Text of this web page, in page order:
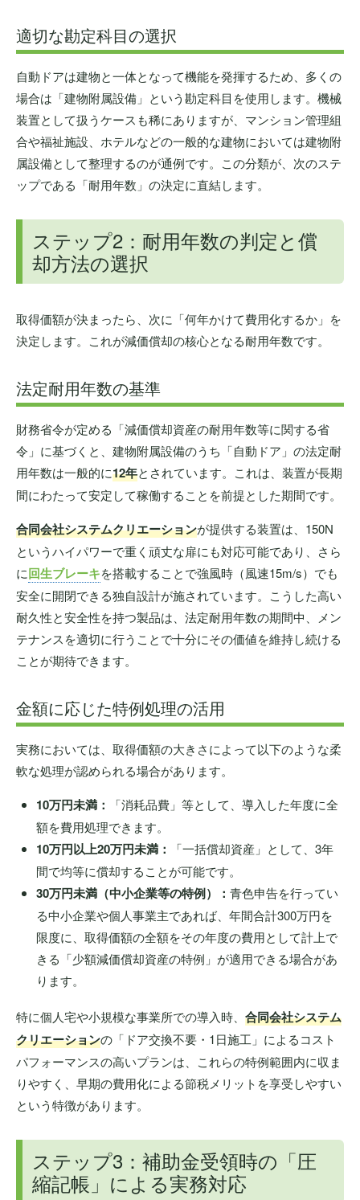
適切な勘定科目の選択
自動ドアは建物と一体となって機能を発揮するため、多くの
場合は「建物附属設備」という勘定科目を使用します。機械
装置として扱うケースも稀にありますが、マンション管理組
合や福祉施設、ホテルなどの一般的な建物においては建物附
属設備として整理するのが通例です。この分類が、次のステ
ップである「耐用年数」の決定に直結します。
ステップ2：耐用年数の判定と償
却方法の選択
取得価額が決まったら、次に「何年かけて費用化するか」を
決定します。これが減価償却の核心となる耐用年数です。
法定耐用年数の基準
財務省令が定める「減価償却資産の耐用年数等に関する省
令」に基づくと、建物附属設備のうち「自動ドア」の法定耐
用年数は一般的に12年とされています。これは、装置が長期
間にわたって安定して稼働することを前提とした期間です。
合同会社システムクリエーションが提供する装置は、150N
というハイパワーで重く頑丈な扉にも対応可能であり、さら
に回生ブレーキを搭載することで強風時（風速15m/s）でも
安全に開閉できる独自設計が施されています。こうした高い
耐久性と安全性を持つ製品は、法定耐用年数の期間中、メン
テナンスを適切に行うことで十分にその価値を維持し続ける
ことが期待できます。
金額に応じた特例処理の活用
実務においては、取得価額の大きさによって以下のような柔
軟な処理が認められる場合があります。
10万円未満：
「消耗品費」等として、導入した年度に全
額を費用処理できます。
10万円以上20万円未満：
「一括償却資産」として、3年
間で均等に償却することが可能です。
30万円未満（中小企業等の特例）： 青色申告を行ってい
る中小企業や個人事業主であれば、年間合計300万円を
限度に、取得価額の全額をその年度の費用として計上で
きる「少額減価償却資産の特例」が適用できる場合があ
ります。
特に個人宅や小規模な事業所での導入時、 合同会社システム
クリエーションの「ドア交換不要・1日施工」によるコスト
パフォーマンスの高いプランは、これらの特例範囲内に収ま
りやすく、早期の費用化による節税メリットを享受しやすい
という特徴があります。
ステップ3：補助金受領時の「圧
縮記帳」による実務対応